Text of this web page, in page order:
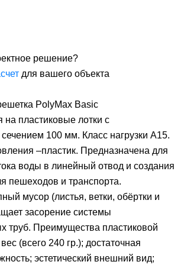
решение?
для вашего объекта
PolyMax Basic
на пластиковые лотки с
100 мм. Класс нагрузки А15.
–пластик. Предназначена для
воды в линейный отвод и создания
пешеходов и транспорта.
мусор (листья, ветки, обёртки и
засорение системы
труб. Преимущества пластиковой
(всего 240 гр.); достаточная
эстетический внешний вид;